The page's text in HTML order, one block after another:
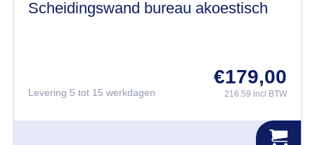
Scheidingswand bureau akoestisch
Levering 5 tot 15 werkdagen
€179,00
216.59 incl BTW